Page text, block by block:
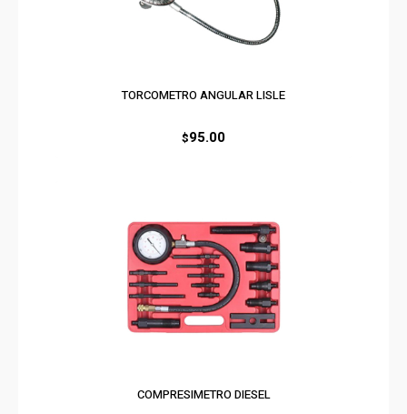
TORCOMETRO ANGULAR LISLE
$95.00
COMPRESIMETRO DIESEL